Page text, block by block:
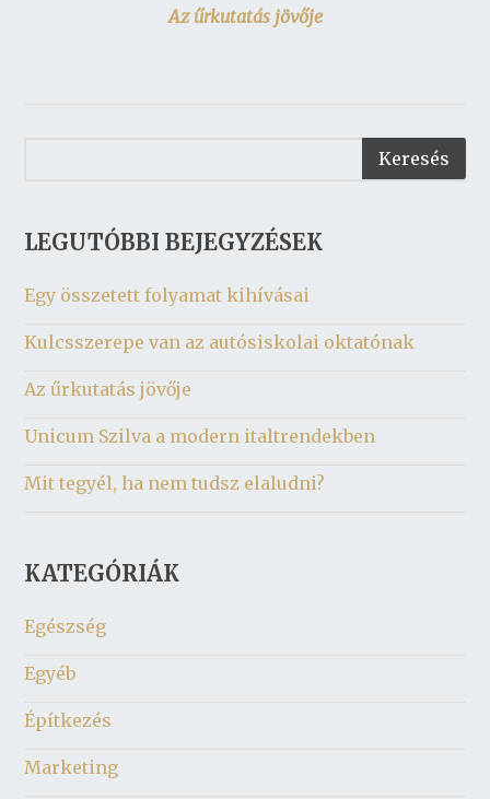
Az űrkutatás jövője
LEGUTÓBBI BEJEGYZÉSEK
Egy összetett folyamat kihívásai
Kulcsszerepe van az autósiskolai oktatónak
Az űrkutatás jövője
Unicum Szilva a modern italtrendekben
Mit tegyél, ha nem tudsz elaludni?
KATEGÓRIÁK
Egészség
Egyéb
Építkezés
Marketing